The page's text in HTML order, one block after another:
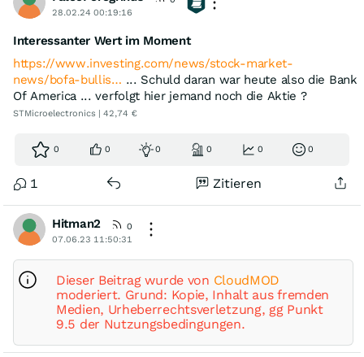
28.02.24 00:19:16
Interessanter Wert im Moment
https://www.investing.com/news/stock-market-
news/bofa-bullis… ... Schuld daran war heute also die Bank
Of America ... verfolgt hier jemand noch die Aktie ?
STMicroelectronics | 42,74 €
0 0 0 0 0 0
1 Zitieren
Hitman2
0
07.06.23 11:50:31
Dieser Beitrag wurde von CloudMOD
moderiert. Grund: Kopie, Inhalt aus fremden
Medien, Urheberrechtsverletzung, gg Punkt
9.5 der Nutzungsbedingungen.